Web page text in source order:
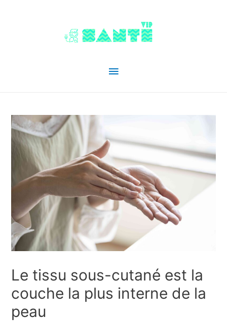
Menu
Le tissu sous-cutané est la
couche la plus interne de la
peau